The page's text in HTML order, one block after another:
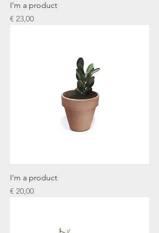
I'm a product
Prijs
€ 23,00
I'm a product
Prijs
€ 20,00